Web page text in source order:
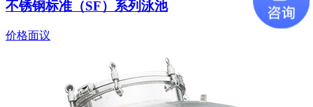
不锈钢标准（SF）系列泳池
价格面议